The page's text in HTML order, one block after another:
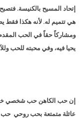
إتحاد المسيح بالكنيسة.
هي تتميم له. لأنه هكذا فقط
ومشاركاً حقاً في الحب
يحيا فيه، وفي محبته للحب
إن حب الكاهن حب شخصي
عائلة متمتعة بحب روحي حب